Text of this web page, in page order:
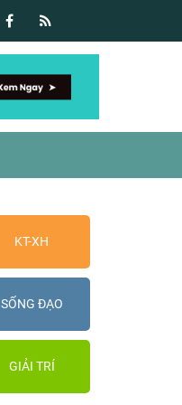
KT-XH
SỐNG ĐẠO
GIẢI TRÍ